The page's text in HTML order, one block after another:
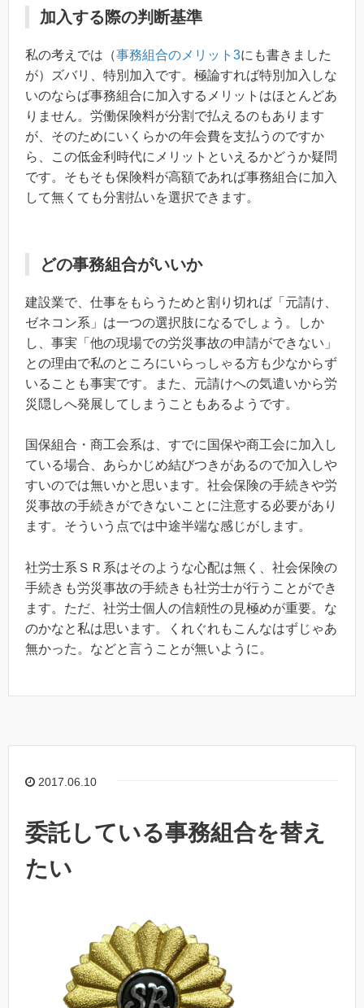
加入する際の判断基準
私の考えでは（事務組合のメリット3にも書きました
が）ズバリ、特別加入です。極論すれば特別加入しな
いのならば事務組合に加入するメリットはほとんどあ
りません。労働保険料が分割で払えるのもあります
が、そのためにいくらかの年会費を支払うのですか
ら、この低金利時代にメリットといえるかどうか疑問
です。そもそも保険料が高額であれば事務組合に加入
して無くても分割払いを選択できます。
どの事務組合がいいか
建設業で、仕事をもらうためと割り切れば「元請け、
ゼネコン系」は一つの選択肢になるでしょう。しか
し、事実「他の現場での労災事故の申請ができない」
との理由で私のところにいらっしゃる方も少なからず
いることも事実です。また、元請けへの気遣いから労
災隠しへ発展してしまうこともあるようです。
国保組合・商工会系は、すでに国保や商工会に加入し
ている場合、あらかじめ結びつきがあるので加入しや
すいのでは無いかと思います。社会保険の手続きや労
災事故の手続きができないことに注意する必要があり
ます。そういう点では中途半端な感じがします。
社労士系ＳＲ系はそのような心配は無く、社会保険の
手続きも労災事故の手続きも社労士が行うことができ
ます。ただ、社労士個人の信頼性の見極めが重要。な
のかなと私は思います。くれぐれもこんなはずじゃあ
無かった。などと言うことが無いように。
2017.06.10
委託している事務組合を替え
たい